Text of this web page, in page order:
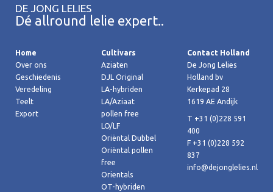
DE JONG LELIES
Dé allround lelie expert..
Home
Over ons
Geschiedenis
Veredeling
Teelt
Export
Cultivars
Aziaten
DJL Original
LA-hybriden
LA/Aziaat
pollen free
LO/LF
Oriëntal Dubbel
Oriëntal pollen
free
Orientals
OT-hybriden
Contact Holland
De Jong Lelies
Holland bv
Kerkepad 28
1619 AE Andijk
T +31 (0)228 591
400
F +31 (0)228 592
837
info@dejonglelies.nl